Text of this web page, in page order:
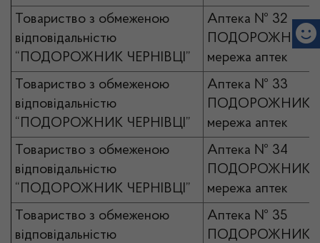
Товариство з обмеженою
відповідальністю
“ПОДОРОЖНИК ЧЕРНІВЦІ”
Аптека № 32
ПОДОРОЖНИК
мережа аптек
Товариство з обмеженою
відповідальністю
“ПОДОРОЖНИК ЧЕРНІВЦІ”
Аптека № 33
ПОДОРОЖНИК
мережа аптек
Товариство з обмеженою
відповідальністю
“ПОДОРОЖНИК ЧЕРНІВЦІ”
Аптека № 34
ПОДОРОЖНИК
мережа аптек
Товариство з обмеженою
відповідальністю
Аптека № 35
ПОДОРОЖНИК